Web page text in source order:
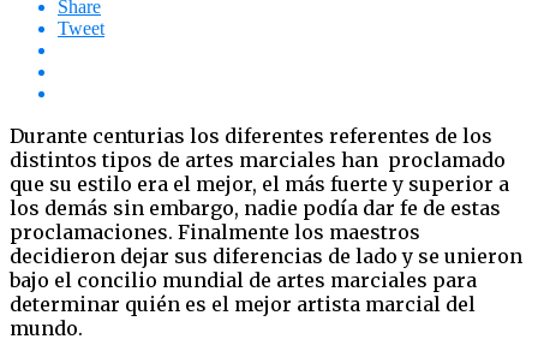
Share
Tweet
Durante centurias los diferentes referentes de los
distintos tipos de artes marciales han proclamado
que su estilo era el mejor, el más fuerte y superior a
los demás sin embargo, nadie podía dar fe de estas
proclamaciones. Finalmente los maestros
decidieron dejar sus diferencias de lado y se unieron
bajo el concilio mundial de artes marciales para
determinar quién es el mejor artista marcial del
mundo.